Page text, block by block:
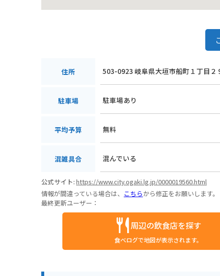
住所 503-0923 岐阜県大垣市船町１丁目２
駐車場 駐車場あり
平均予算 無料
混雑具合 混んでいる
公式サイト:https://www.city.ogaki.lg.jp/0000019560.html
情報が間違っている場合は、 こちらから修正をお願いします。
最終更新ユーザー：
周辺の飲食店を探す
食べログで地図が表示されます。